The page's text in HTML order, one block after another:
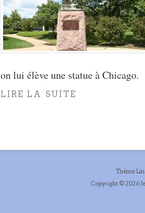
on lui élève une statue à Chicago.
LIRE LA SUITE
Thème
Copyright © 2026